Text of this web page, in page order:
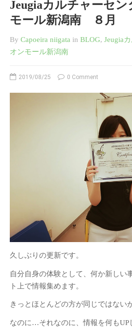
Jeugiaカルチャーセ
モール新潟南 ８月
By Capoeira niigata in BLOG, Jeugia
オンモール新潟南
2019/08/25 0 Comment
久しぶりの更新です。
自分自身の体験として、何か新しい
ト上で情報集めます。
きっとほとんどの方が同じではない
なのに…それなのに、情報を何もUP